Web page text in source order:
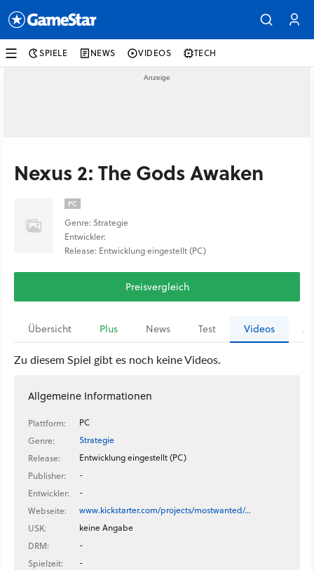
SPIELE NEWS VIDEOS TECH
Nexus 2: The Gods Awaken
PC
Genre: Strategie
Entwickler:
Release: Entwicklung eingestellt (PC)
Preisvergleich
Übersicht Plus News Test Videos
Zu diesem Spiel gibt es noch keine Videos.
Allgemeine Informationen
Plattform:
PC
Genre:
Strategie
Release:
Entwicklung eingestellt (PC)
Publisher:
-
Entwickler:
-
Webseite:
www.kickstarter.com/projects/mostwanted/…
USK:
keine Angabe
DRM:
-
Spielzeit:
-